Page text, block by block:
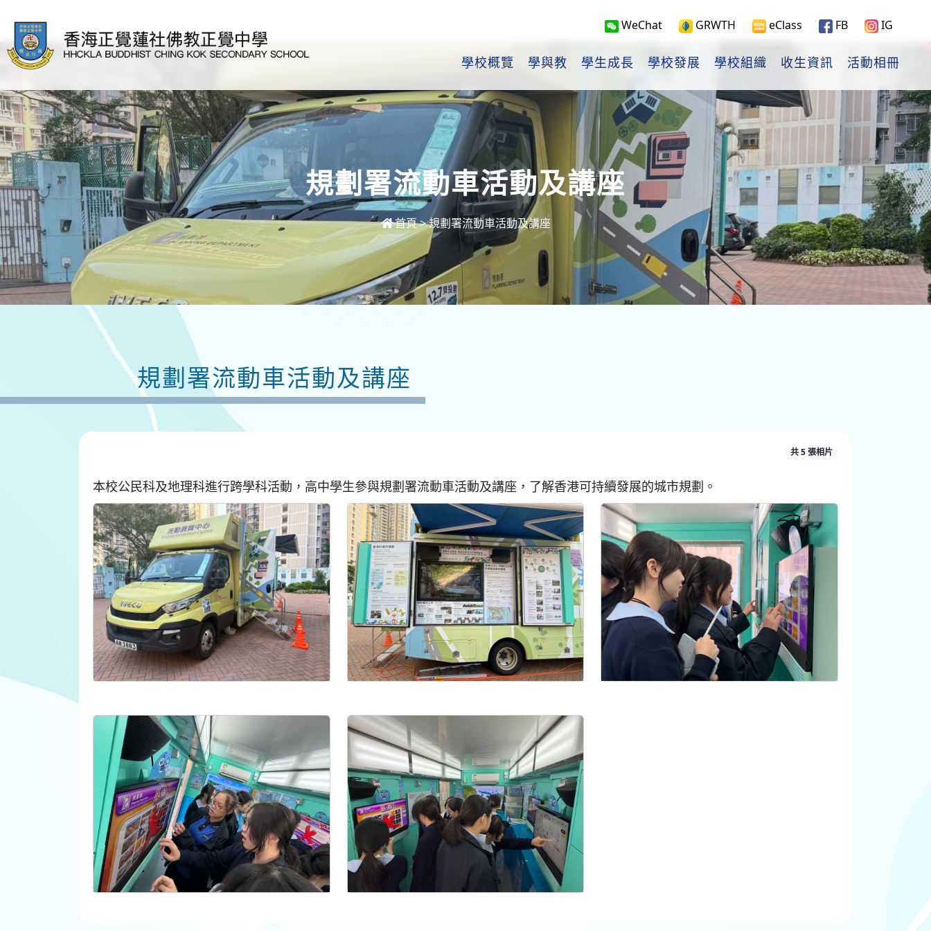
WeChat GRWTH eClass FB IG
學校概覽 學與教 學生成長 學校發展 學校組織 收生資訊 活動相冊
規劃署流動車活動及講座
首頁>規劃署流動車活動及講座
規劃署流動車活動及講座
共 5 張相片
本校公民科及地理科進行跨學科活動，高中學生參與規劃署流動車活動及講座，了解香港可持續發展的城市規劃。